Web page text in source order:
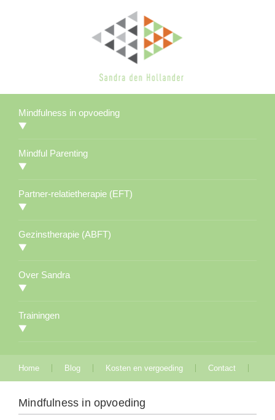
Mindfulness in opvoeding
Mindful Parenting
Partner-relatietherapie (EFT)
Gezinstherapie (ABFT)
Over Sandra
Trainingen
Home Blog Kosten en vergoeding Contact
Mindfulness in opvoeding